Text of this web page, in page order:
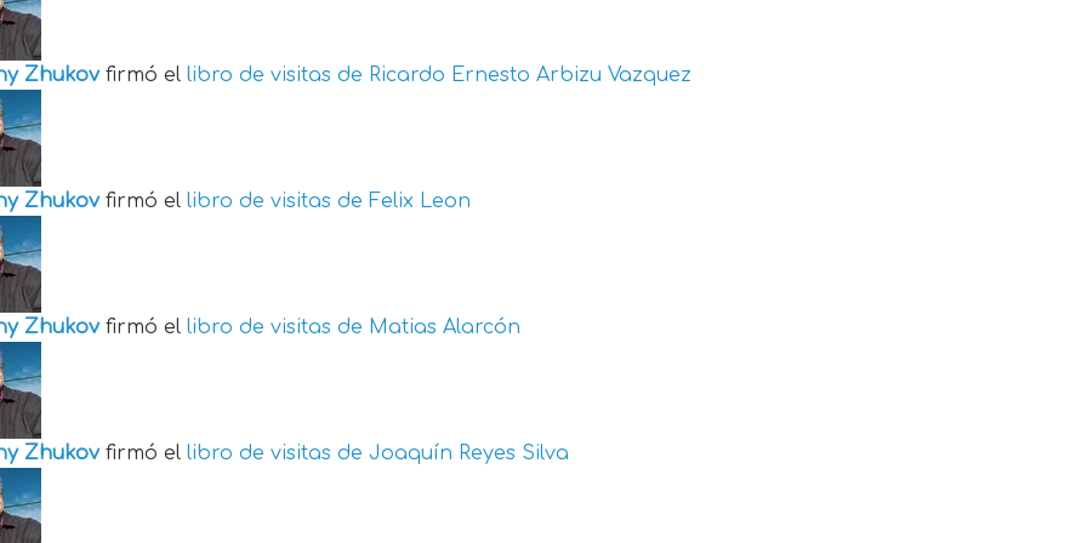
Zhukov firmó el libro de visitas de Ricardo Ernesto Arbizu Vazquez
Zhukov firmó el libro de visitas de Felix Leon
Zhukov firmó el libro de visitas de Matias Alarcón
Zhukov firmó el libro de visitas de Joaquín Reyes Silva